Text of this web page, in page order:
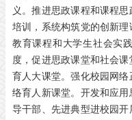
义。推进思政课程和课程
培训，系统构筑党的创新
教育课程和大学生社会实
度，促进思政课堂和社会
育人大课堂。强化校园网
络育人新课堂。开发和应
导干部、先进典型进校园